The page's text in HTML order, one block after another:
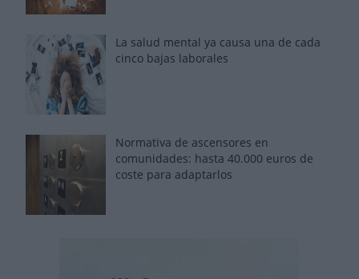
La salud mental ya causa una de cada
cinco bajas laborales
Normativa de ascensores en
comunidades: hasta 40.000 euros de
coste para adaptarlos